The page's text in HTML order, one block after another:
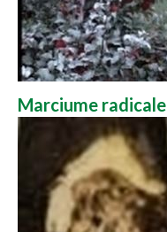
Marciume radicale